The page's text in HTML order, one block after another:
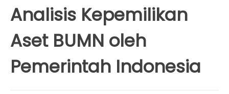
Analisis Kepemilikan
Aset BUMN oleh
Pemerintah Indonesia